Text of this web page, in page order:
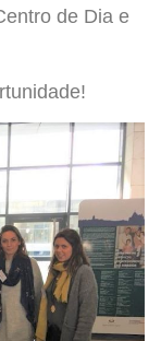
de Dia e